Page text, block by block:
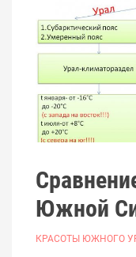
Южной
КРАСОТЫ ЮЖНОГО